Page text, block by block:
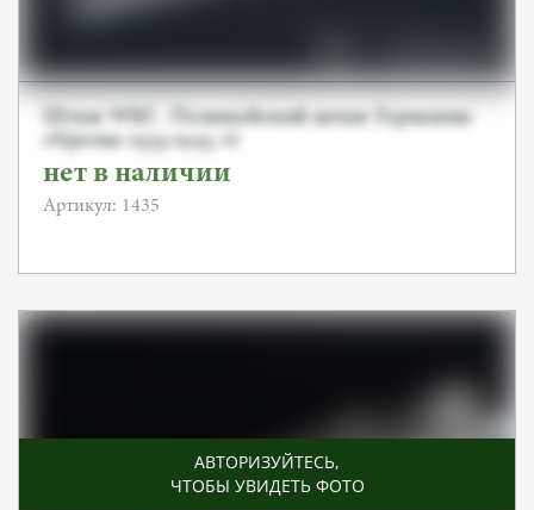
Штык WKC. Полицейский штык Германии
образца 1933-1945 гг
нет в наличии
Артикул: 1435
АВТОРИЗУЙТЕСЬ,
ЧТОБЫ УВИДЕТЬ ФОТО